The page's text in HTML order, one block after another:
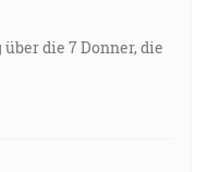
die 7 Donner, die